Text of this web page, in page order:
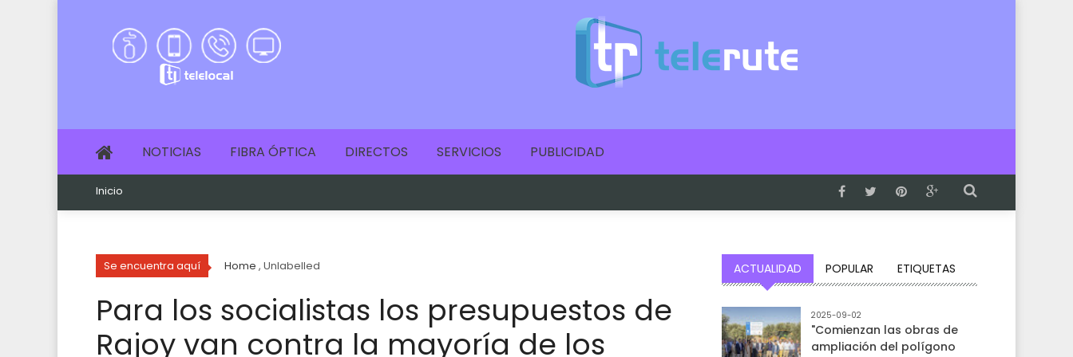
NOTICIAS FIBRA ÓPTICA DIRECTOS SERVICIOS PUBLICIDAD
Inicio
Se encuentra aquí Home , Unlabelled
Para los socialistas los presupuestos de
Rajoy van contra la mayoría de los
ACTUALIDAD POPULAR ETIQUETAS
2025-09-02
"Comienzan las obras de
ampliación del polígono